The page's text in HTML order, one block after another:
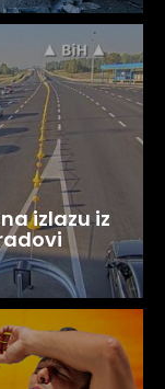
izlazu iz